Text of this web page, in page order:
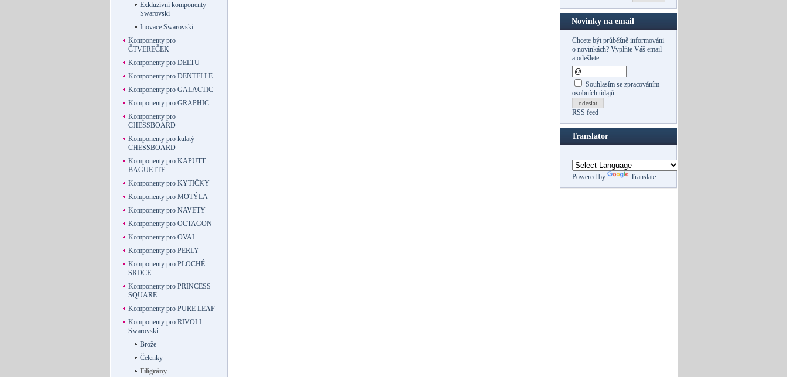
Exkluzívní komponenty
Swarovski
Inovace Swarovski
Komponenty pro
ČTVEREČEK
Komponenty pro DELTU
Komponenty pro DENTELLE
Komponenty pro GALACTIC
Komponenty pro GRAPHIC
Komponenty pro
CHESSBOARD
Komponenty pro kulatý
CHESSBOARD
Komponenty pro KAPUTT
BAGUETTE
Komponenty pro KYTIČKY
Komponenty pro MOTÝLA
Komponenty pro NAVETY
Komponenty pro OCTAGON
Komponenty pro OVAL
Komponenty pro PERLY
Komponenty pro PLOCHÉ
SRDCE
Komponenty pro PRINCESS
SQUARE
Komponenty pro PURE LEAF
Komponenty pro RIVOLI
Swarovski
Brože
Čelenky
Filigrány
Novinky na email
Chcete být průběžně informováni
o novinkách? Vyplňte Váš email
a odešlete.
Souhlasím se zpracováním
osobních údajů
odeslat
RSS feed
Translator
Powered by Translate